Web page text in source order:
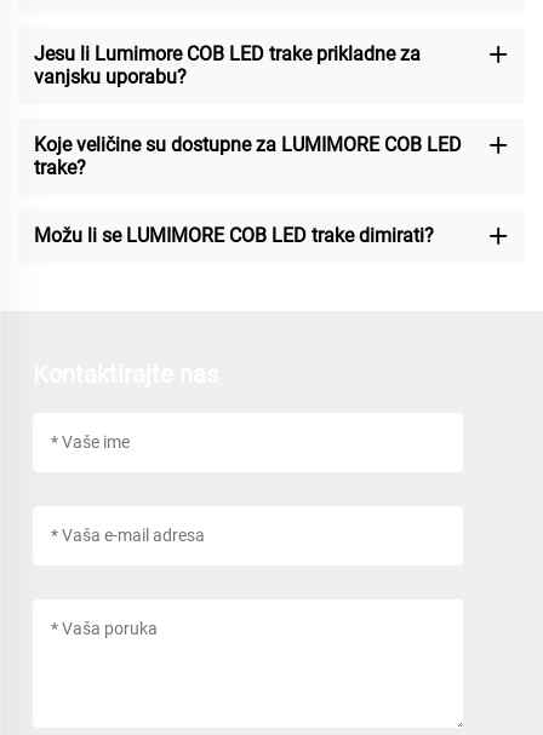
Jesu li Lumimore COB LED trake prikladne za
vanjsku uporabu?
Koje veličine su dostupne za LUMIMORE COB LED
trake?
Možu li se LUMIMORE COB LED trake dimirati?